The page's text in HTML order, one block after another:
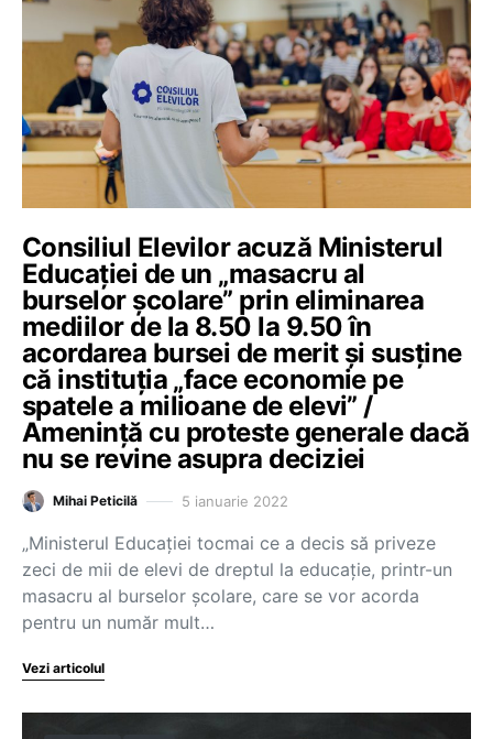
Consiliul Elevilor acuză Ministerul
Educației de un „masacru al
burselor școlare” prin eliminarea
mediilor de la 8.50 la 9.50 în
acordarea bursei de merit și susține
că instituția „face economie pe
spatele a milioane de elevi” /
Amenință cu proteste generale dacă
nu se revine asupra deciziei
Mihai Peticilă 5 ianuarie 2022
„Ministerul Educației tocmai ce a decis să priveze
zeci de mii de elevi de dreptul la educație, printr-un
masacru al burselor școlare, care se vor acorda
pentru un număr mult…
Vezi articolul